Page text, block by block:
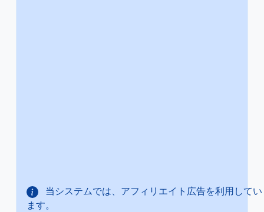
当システムでは、アフィリエイト広告を利用してい
ます。